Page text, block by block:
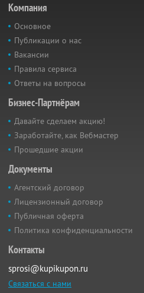
Компания
Основное
Публикации о нас
Вакансии
Правила сервиса
Ответы на вопросы
Бизнес-Партнёрам
Давайте сделаем акцию!
Заработайте, как Вебмастер
Прошедшие акции
Документы
Агентский договор
Лицензионный договор
Публичная оферта
Политика конфиденциальности
Контакты
sprosi@kupikupon.ru
Связаться с нами